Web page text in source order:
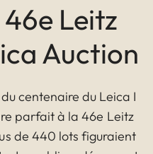
Leitz
Auction
centenaire du Leica I
parfait à la 46e Leitz
de 440 lots figuraient